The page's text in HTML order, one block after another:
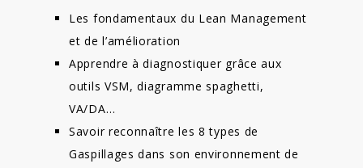
Les fondamentaux du Lean Management
et de l’amélioration
Apprendre à diagnostiquer grâce aux
outils VSM, diagramme spaghetti,
VA/DA…
Savoir reconnaître les 8 types de
Gaspillages dans son environnement de